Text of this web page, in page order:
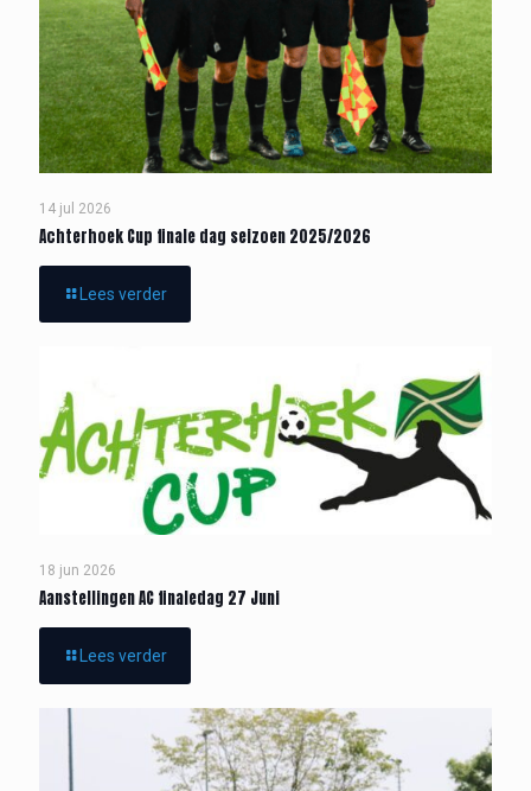
14 jul 2026
Achterhoek Cup finale dag seizoen 2025/2026
Lees verder
18 jun 2026
Aanstellingen AC finaledag 27 Juni
Lees verder